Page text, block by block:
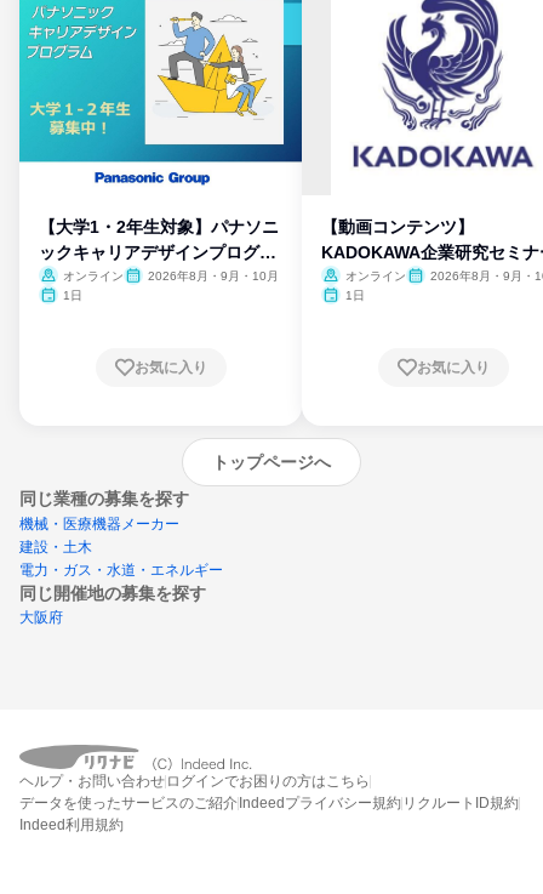
【大学1・2年生対象】パナソニ
ックキャリアデザインプログラ
ム
オンライン
2026年8月・9月・10月
1日
お気に入り
【動画コンテンツ】
KADOKAWA企業研究セミナ
オンライン
2026年8月・9月・
1日
お気に入り
トップページへ
同じ業種の募集を探す
機械・医療機器メーカー
建設・土木
電力・ガス・水道・エネルギー
同じ開催地の募集を探す
大阪府
エントリーするとプログラムの詳細案内を
受け取れるようになります
ヘルプ・お問い合わせ ログインでお困りの方はこちら
データを使ったサービスのご紹介 Indeedプライバシー規約 リクルートID規約
Indeed利用規約